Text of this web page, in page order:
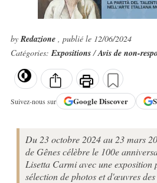
byRedazione , publié le 12/06/2024
Catégories:Expositions/Avis de non-
Suivez-nous sur GoogleDiscover
Du 23 octobre 2024 au 23 mars
de Gênes célèbre le 100e
Lisetta Carmi avec une exposition
sélection de photos et d'œuvres